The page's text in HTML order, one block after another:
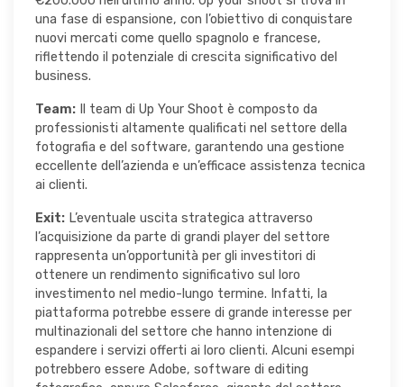
una fase di espansione, con l’obiettivo di conquistare
nuovi mercati come quello spagnolo e francese,
riflettendo il potenziale di crescita significativo del
business.
Team: Il team di Up Your Shoot è composto da
professionisti altamente qualificati nel settore della
fotografia e del software, garantendo una gestione
eccellente dell’azienda e un’efficace assistenza tecnica
ai clienti.
Exit: L’eventuale uscita strategica attraverso
l’acquisizione da parte di grandi player del settore
rappresenta un’opportunità per gli investitori di
ottenere un rendimento significativo sul loro
investimento nel medio-lungo termine. Infatti, la
piattaforma potrebbe essere di grande interesse per
multinazionali del settore che hanno intenzione di
espandere i servizi offerti ai loro clienti. Alcuni esempi
potrebbero essere Adobe, software di editing